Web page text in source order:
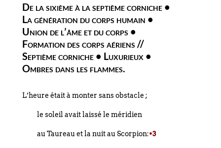
De la sixième à la septième corniche •
La génération du corps humain •
Union de l’âme et du corps •
Formation des corps aériens //
Septième corniche • Luxurieux •
Ombres dans les flammes.
L’heure était à monter sans obstacle ;
le soleil avait laissé le méridien
au Taureau et la nuit au Scorpion:•3